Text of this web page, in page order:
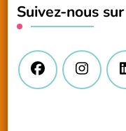
?
Suivez-nous